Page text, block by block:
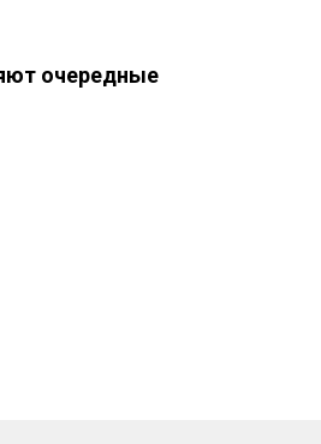
очередные